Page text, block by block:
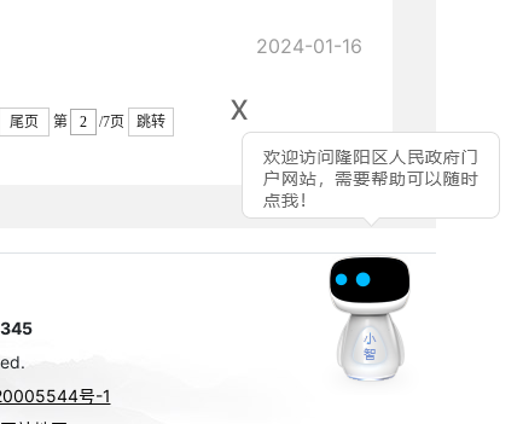
x
2024-01-16
尾页 第 /7页 跳转
号-1